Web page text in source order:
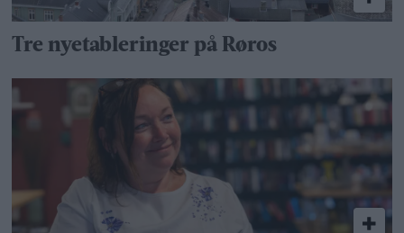
Tre nyetableringer på Røros